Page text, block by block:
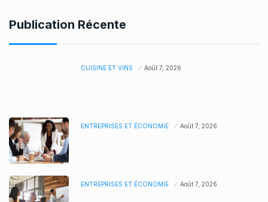
Publication Récente
CUISINE ET VINS Août 7, 2026
ENTREPRISES ET ÉCONOMIE Août 7, 2026
ENTREPRISES ET ÉCONOMIE Août 7, 2026